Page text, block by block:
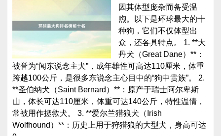
因其体型庞杂而备受温
煦。以下是环球最大的十
种狗，它们不仅体型出
众，还各具特点。 1. **大
丹犬（Great Dane）**：
被誉为“闻东说念主犬”，成年雄性可高达110厘米，体重
跨越100公斤，是很多东说念主心目中的“狗中贵族”。 2.
**圣伯纳犬（Saint Bernard）**：原产于瑞士阿尔卑斯
山，体长可达110厘米，体重可达140公斤，特性温情，
常被用作拯救犬。 3. **爱尔兰猎狼犬（Irish
Wolfhound）**：历史上用于狩猎狼的大型犬，身高可达